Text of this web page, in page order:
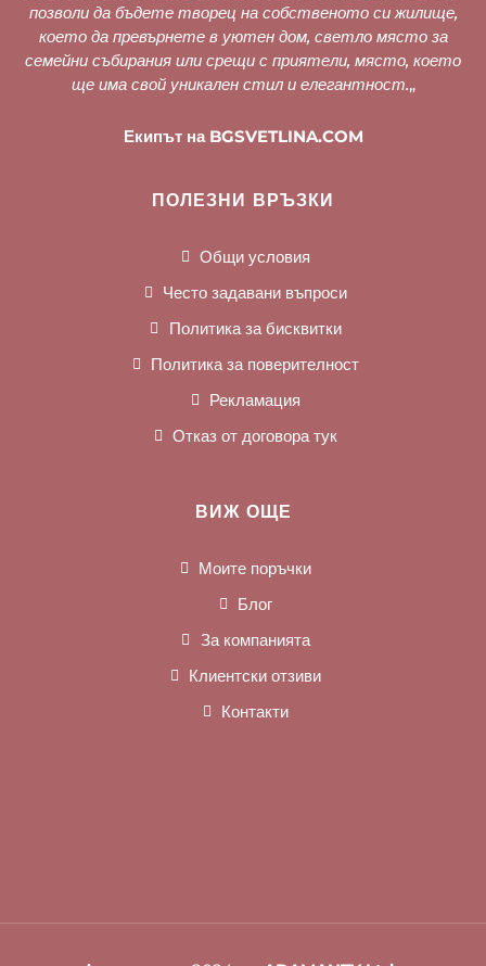
позволи да бъдете творец на собственото си жилище,
което да превърнете в уютен дом, светло място за
семейни събирания или срещи с приятели, място, което
ще има свой уникален стил и елегантност.„
Екипът на BGSVETLINA.COM
ПОЛЕЗНИ ВРЪЗКИ
Общи условия
Често задавани въпроси
Политика за бисквитки
Политика за поверителност
Рекламация
Отказ от договора тук
ВИЖ ОЩЕ
Моите поръчки
Блог
За компанията
Клиентски отзиви
Контакти